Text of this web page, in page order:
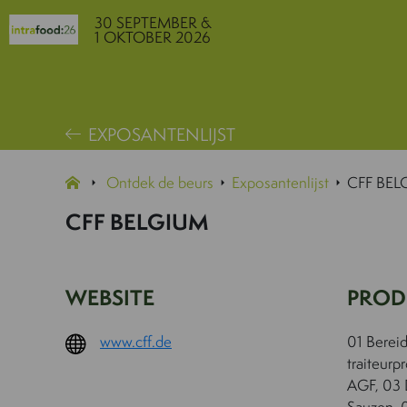
30 SEPTEMBER &
1 OKTOBER 2026
EXPOSANTENLIJST
Ontdek de beurs Exposantenlijst CFF
CFF BELGIUM
WEBSITE
www.cff.de
01
AGF, 03